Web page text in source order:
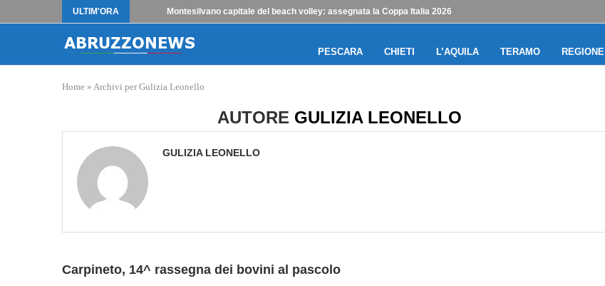
ULTIM'ORA Montesilvano capitale del beach volley: assegnata la Coppa Italia 2026
PESCARA CHIETI L’AQUILA TERAMO REGIONE
Home » Archivi per Gulizia Leonello
AUTORE GULIZIA LEONELLO
GULIZIA LEONELLO
Carpineto, 14^ rassegna dei bovini al pascolo